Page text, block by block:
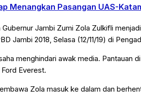
Menangkan Pasangan UAS-
Gubernur Jambi Zumi Zola Zulkifli
Jambi 2018, Selasa (12/11/19) di
menghindari awak media. Pantauan
Everest.
Zola masuk ke dalam dan